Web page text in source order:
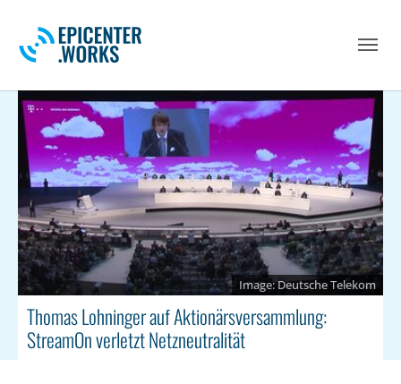
Deutsche Telekom
Thomas Lohninger auf Aktionärsversammlung:
StreamOn verletzt Netzneutralität